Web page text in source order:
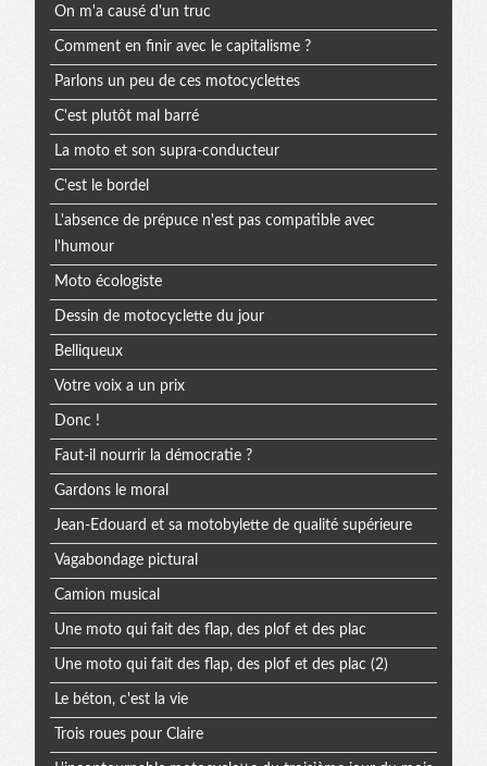
On m'a causé d'un truc
Comment en finir avec le capitalisme ?
Parlons un peu de ces motocyclettes
C'est plutôt mal barré
La moto et son supra-conducteur
C'est le bordel
L'absence de prépuce n'est pas compatible avec
l'humour
Moto écologiste
Dessin de motocyclette du jour
Belliqueux
Votre voix a un prix
Donc !
Faut-il nourrir la démocratie ?
Gardons le moral
Jean-Edouard et sa motobylette de qualité supérieure
Vagabondage pictural
Camion musical
Une moto qui fait des flap, des plof et des plac
Une moto qui fait des flap, des plof et des plac (2)
Le béton, c'est la vie
Trois roues pour Claire